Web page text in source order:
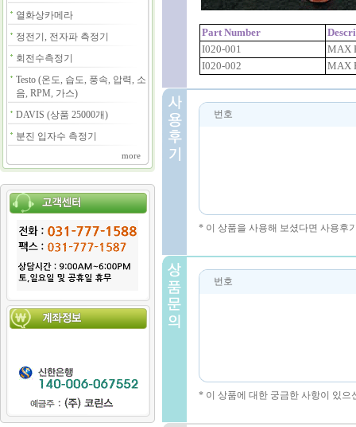
열화상카메라
정전기, 전자파 측정기
회전수측정기
Testo (온도, 습도, 풍속, 압력, 소
음, RPM, 가스)
DAVIS (상품 25000개)
분진 입자수 측정기
more
Part Number
I020-001
MAX
I020-002
MAX
번호
* 이 상품을 사용해 보셨다면 사용후
번호
* 이 상품에 대한 궁금한 사항이 있